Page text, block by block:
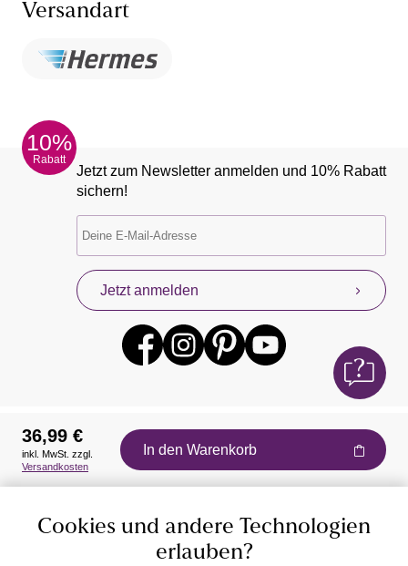
Versandart
10%
Rabatt
Jetzt zum Newsletter anmelden und 10% Rabatt
sichern!
Jetzt anmelden
Auszeichnungen
36,99 €
inkl. MwSt. zzgl.
Versandkosten
In den Warenkorb
Cookies und andere Technologien
erlauben?